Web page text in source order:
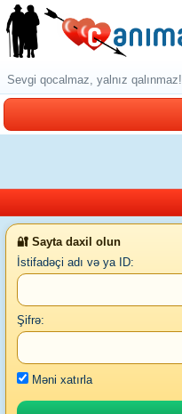
Sevgi qocalmaz, yalnız qalınmaz!
🔐 Sayta daxil olun
İstifadəçi adı və ya ID:
Şifrə:
Məni xatırla